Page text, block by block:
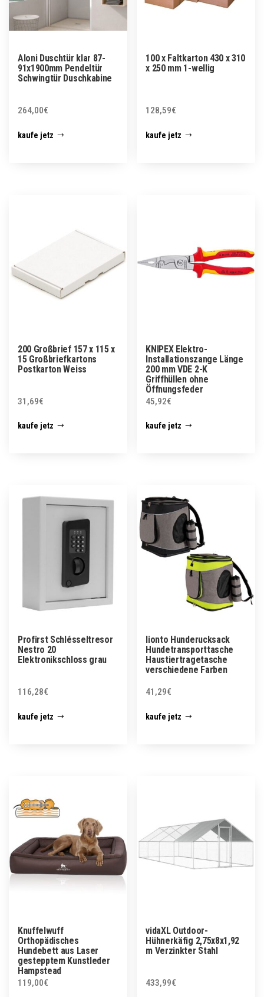
Aloni Duschtür klar 87-
91x1900mm Pendeltür
Schwingtür Duschkabine
264,00€
kaufe jetz
100 x Faltkarton 430 x 310
x 250 mm 1-wellig
128,59€
kaufe jetz
200 Großbrief 157 x 115 x
15 Großbriefkartons
Postkarton Weiss
31,69€
kaufe jetz
KNIPEX Elektro-
Installationszange Länge
200 mm VDE 2-K
Griffhüllen ohne
Öffnungsfeder
45,92€
kaufe jetz
Profirst Schlésseltresor
Nestro 20
Elektronikschloss grau
116,28€
kaufe jetz
lionto Hunderucksack
Hundetransporttasche
Haustiertragetasche
verschiedene Farben
41,29€
kaufe jetz
Knuffelwuff
Orthopädisches
Hundebett aus Laser
gestepptem Kunstleder
Hampstead
119,00€
vidaXL Outdoor-
Hühnerkäfig 2,75x8x1,92
m Verzinkter Stahl
433,99€